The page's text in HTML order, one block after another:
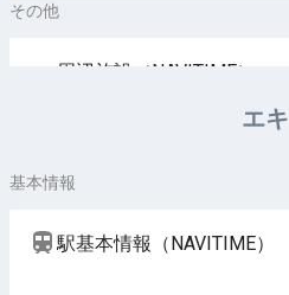
その他
周辺施設（NAVITIME）
エキ
基本情報
駅基本情報（NAVITIME）